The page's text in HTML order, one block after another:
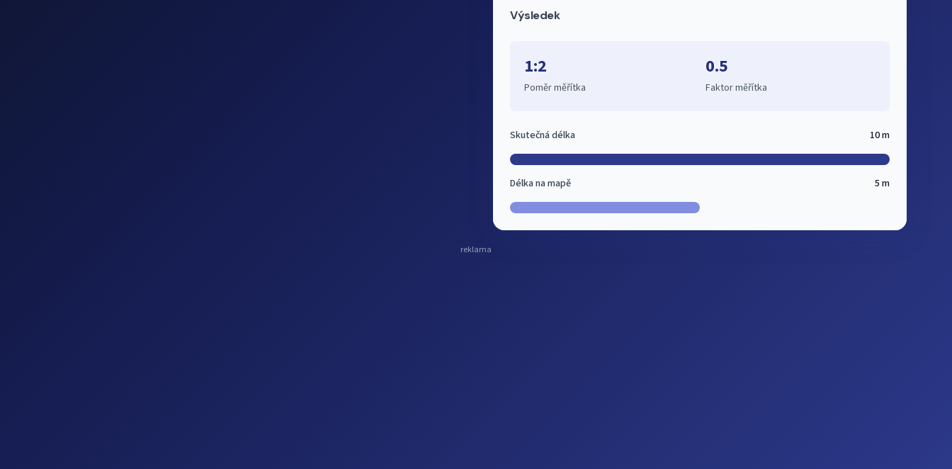
Výsledek
1:2
Poměr měřítka
0.5
Faktor měřítka
Skutečná délka 10 m
Délka na mapě 5 m
reklama